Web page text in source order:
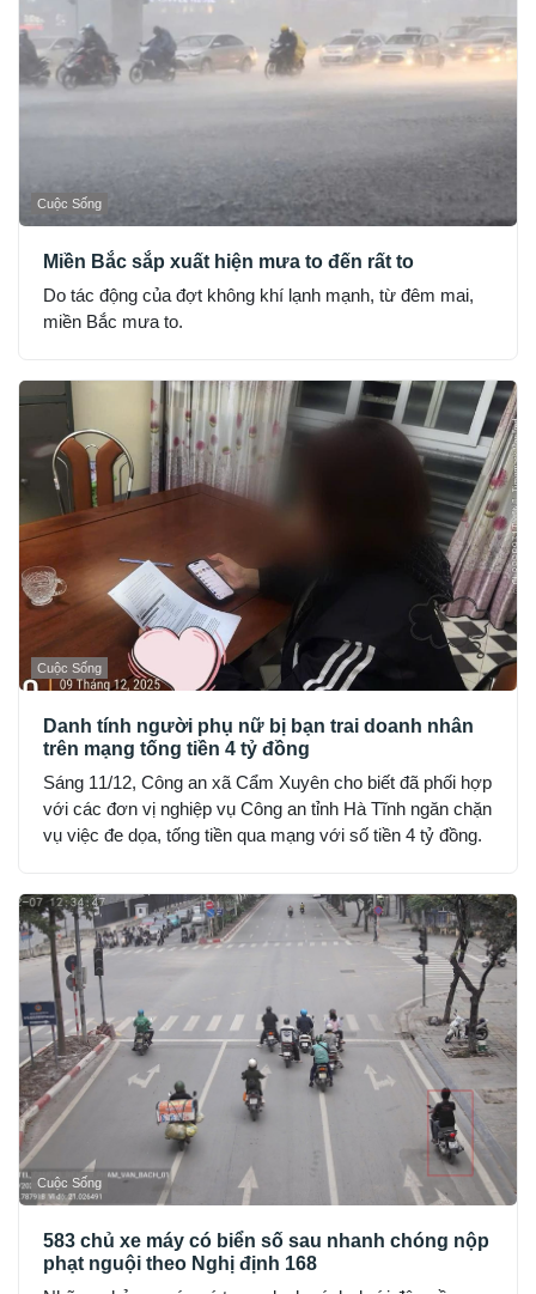
Cuộc Sống
Miền Bắc sắp xuất hiện mưa to đến rất to
Do tác động của đợt không khí lạnh mạnh, từ đêm mai,
miền Bắc mưa to.
Cuộc Sống
Danh tính người phụ nữ bị bạn trai doanh nhân
trên mạng tống tiền 4 tỷ đồng
Sáng 11/12, Công an xã Cẩm Xuyên cho biết đã phối hợp
với các đơn vị nghiệp vụ Công an tỉnh Hà Tĩnh ngăn chặn
vụ việc đe dọa, tống tiền qua mạng với số tiền 4 tỷ đồng.
Cuộc Sống
583 chủ xe máy có biển số sau nhanh chóng nộp
phạt nguội theo Nghị định 168